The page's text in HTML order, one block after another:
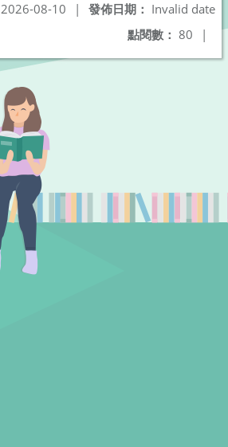
發佈日期： Invalid date
2026-08-10
|
點閱數： 80 |